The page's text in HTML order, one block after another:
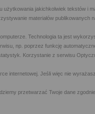
użytkowania jakichkolwiek tekstów
materiałów
Technologia ta jest
np. poprzez funkcję
Korzystanie z serwisu
internetowej. Jeśli więc nie
przetwarzać Twoje dane